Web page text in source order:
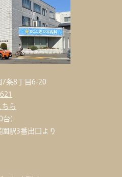
7条8丁目6-20
ちら
）
駅3番出口
より